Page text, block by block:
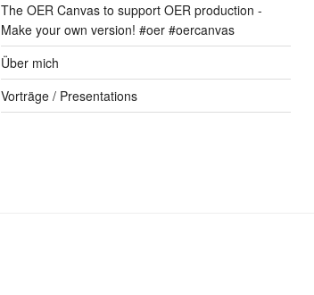
The OER Canvas to support OER production -
Make your own version! #oer #oercanvas
Über mich
Vorträge / Presentations